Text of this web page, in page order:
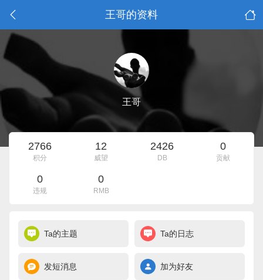
王哥的资料
王哥
2766
积分
12
威望
2426
DB
0
贡献
0
违规
0
RMB
Ta的主题 Ta的日志
发短消息 加为好友